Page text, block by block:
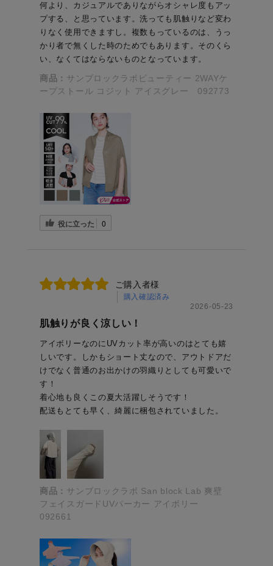
何より、カジュアルでありながらオシャレ度もアッ
プする、と思っています。洗っても肌触りなど変わ
りなく使用できますし。複数もっているのは、うっ
かり者で無くした時のためでもあります。そのくら
い、なくてはならないものとなっています。
商品： サンブロックラボビューティー 2WAYケ
ープストール コジット アイスグレー 092773
役に立った 0
ご購入者様
購入確認済み
2026-05-23
肌触りが良く涼しい！
アイボリーなのにUVカット率が高いのはとても嬉
しいです。しかもショート丈なので、アウトドアだ
けでなく普通のお出かけの羽織りとしても可愛いで
す！
着心地も良くこの夏大活躍しそうです！
配送もとても早く、綺麗に梱包されていました。
商品： サンブロックラボ San block Lab 爽壁
フェイスガードUVパーカー アイボリー
092661